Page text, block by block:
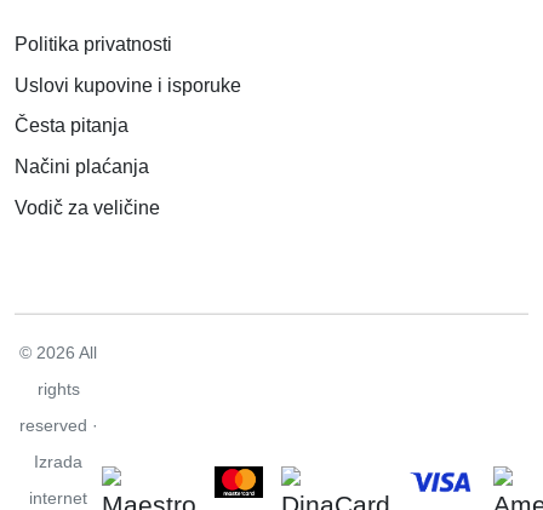
Politika privatnosti
Uslovi kupovine i isporuke
Česta pitanja
Načini plaćanja
Vodič za veličine
© 2026 All
rights
reserved ·
Izrada
internet